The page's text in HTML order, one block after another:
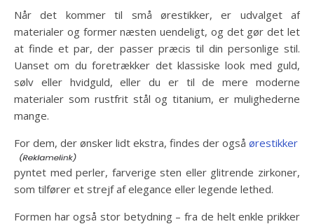
Når det kommer til små ørestikker, er udvalget af
materialer og former næsten uendeligt, og det gør det let
at finde et par, der passer præcis til din personlige stil.
Uanset om du foretrækker det klassiske look med guld,
sølv eller hvidguld, eller du er til de mere moderne
materialer som rustfrit stål og titanium, er mulighederne
mange.
For dem, der ønsker lidt ekstra, findes der også ørestikker
pyntet med perler, farverige sten eller glitrende zirkoner,
som tilfører et strejf af elegance eller legende lethed.
Formen har også stor betydning – fra de helt enkle prikker